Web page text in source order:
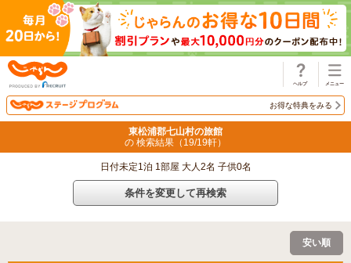
お得な特典をみる
東松浦郡七山村の旅館
の 検索結果（ 19/19軒）
日付未定1泊 1部屋 大人2名 子供0名
条件を変更して再検索
安い順